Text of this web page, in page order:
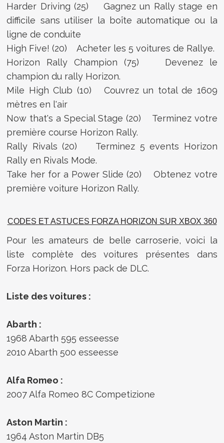
Harder Driving (25) Gagnez un Rally stage en
difficile sans utiliser la boîte automatique ou la
ligne de conduite
High Five! (20) Acheter les 5 voitures de Rallye.
Horizon Rally Champion (75) Devenez le
champion du rally Horizon.
Mile High Club (10) Couvrez un total de 1609
mètres en l'air
Now that's a Special Stage (20) Terminez votre
première course Horizon Rally.
Rally Rivals (20) Terminez 5 events Horizon
Rally en Rivals Mode.
Take her for a Power Slide (20) Obtenez votre
première voiture Horizon Rally.
CODES ET ASTUCES FORZA HORIZON SUR XBOX 360
Pour les amateurs de belle carroserie, voici la
liste complète des voitures présentes dans
Forza Horizon. Hors pack de DLC.
Liste des voitures :
Abarth :
1968 Abarth 595 esseesse
2010 Abarth 500 esseesse
Alfa Romeo :
2007 Alfa Romeo 8C Competizione
Aston Martin :
1964 Aston Martin DB5